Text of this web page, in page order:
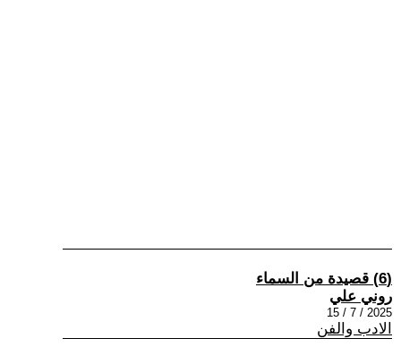
(6) قصيدة من السماء
روني علي
2025 / 7 / 15
الادب والفن